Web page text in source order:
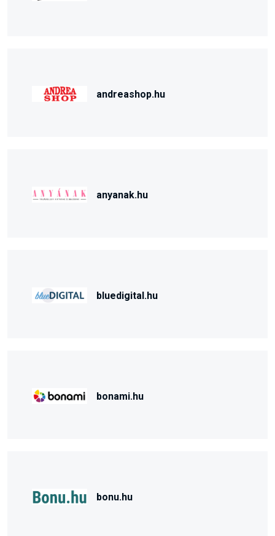
andreashop.hu
anyanak.hu
bluedigital.hu
bonami.hu
bonu.hu